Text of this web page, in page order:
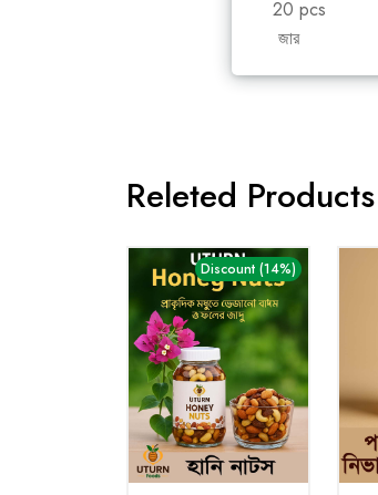
20 pcs
জার
Releted Products
Discount (14%)